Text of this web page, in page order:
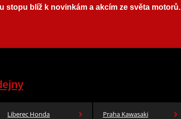
stopu blíž k novinkám a akcím ze světa motorů.
Liberec Honda Praha Kawasaki